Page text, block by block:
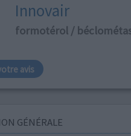
Innovair
formotérol /
avis
GÉNÉRALE